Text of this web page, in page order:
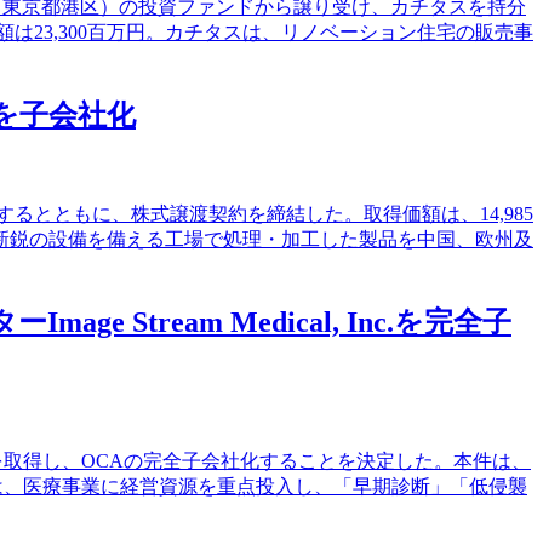
京都港区）の投資ファンドから譲り受け、カチタスを持分
23,300百万円。カチタスは、リノベーション住宅の販売事
子会社化
るとともに、株式譲渡契約を締結した。取得価額は、14,985
の設備を備える工場で処理・加工した製品を中国、欧州及
Image Stream Medical, Inc.を完全子
得し、OCAの完全子会社化することを決定した。本件は、
医療事業に経営資源を重点投入し、「早期診断」「低侵襲